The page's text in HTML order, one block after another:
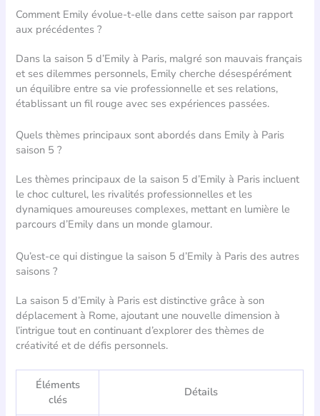
Comment Emily évolue-t-elle dans cette saison par rapport
aux précédentes ?
Dans la saison 5 d’Emily à Paris, malgré son mauvais français
et ses dilemmes personnels, Emily cherche désespérément
un équilibre entre sa vie professionnelle et ses relations,
établissant un fil rouge avec ses expériences passées.
Quels thèmes principaux sont abordés dans Emily à Paris
saison 5 ?
Les thèmes principaux de la saison 5 d’Emily à Paris incluent
le choc culturel, les rivalités professionnelles et les
dynamiques amoureuses complexes, mettant en lumière le
parcours d’Emily dans un monde glamour.
Qu’est-ce qui distingue la saison 5 d’Emily à Paris des autres
saisons ?
La saison 5 d’Emily à Paris est distinctive grâce à son
déplacement à Rome, ajoutant une nouvelle dimension à
l’intrigue tout en continuant d’explorer des thèmes de
créativité et de défis personnels.
Éléments
clés
Détails